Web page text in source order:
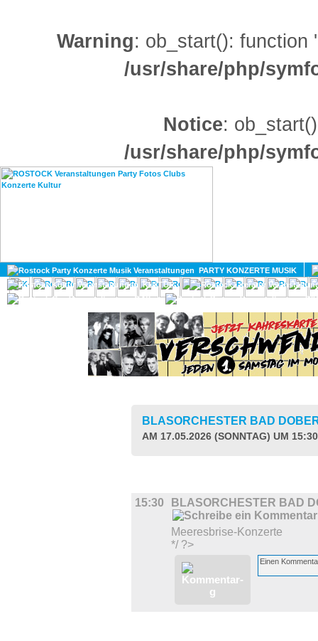
Warning: ob_start(): function
/usr/share/php/
Notice:
/usr/share/php/
PARTY KONZERTE MUSIK
KULTUR
GAY
BLASORCHESTER BAD
AM 17.05.2026 (SONNTAG) UM
15:30 BLASORCHESTER BAD
Meeresbrise-Konzerte
*/ ?>